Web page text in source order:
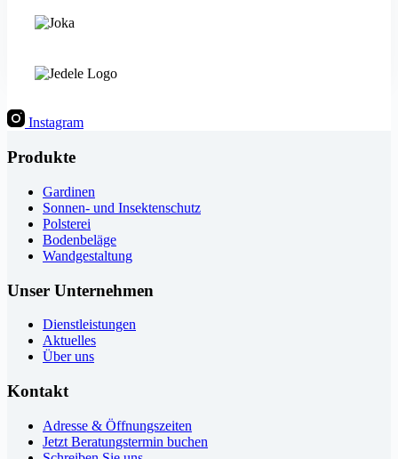
Instagram
Produkte
Gardinen
Sonnen- und Insektenschutz
Polsterei
Bodenbeläge
Wandgestaltung
Unser Unternehmen
Dienstleistungen
Aktuelles
Über uns
Kontakt
Adresse & Öffnungszeiten
Jetzt Beratungstermin buchen